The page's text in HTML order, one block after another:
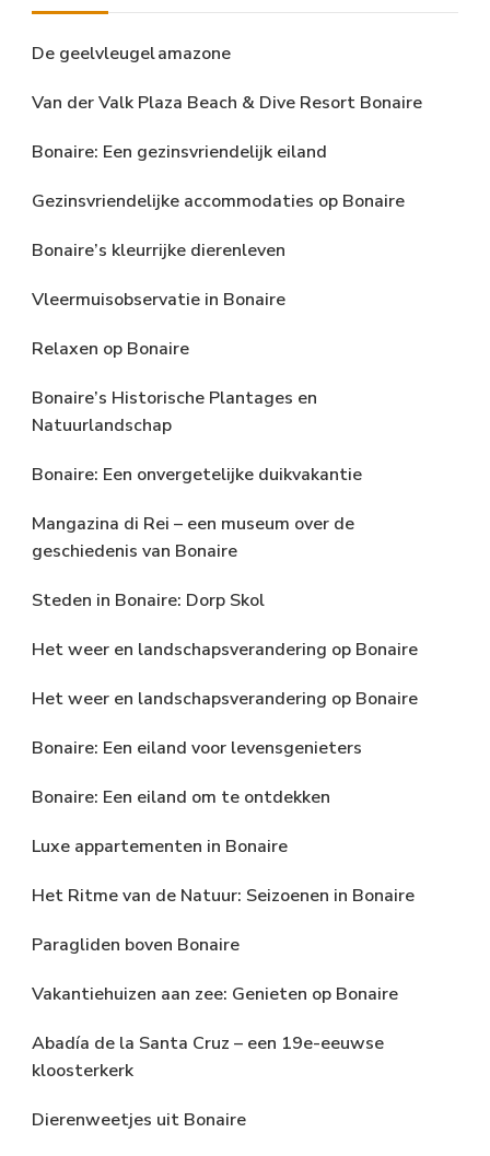
De geelvleugel amazone
Van der Valk Plaza Beach & Dive Resort Bonaire
Bonaire: Een gezinsvriendelijk eiland
Gezinsvriendelijke accommodaties op Bonaire
Bonaire’s kleurrijke dierenleven
Vleermuisobservatie in Bonaire
Relaxen op Bonaire
Bonaire’s Historische Plantages en
Natuurlandschap
Bonaire: Een onvergetelijke duikvakantie
Mangazina di Rei – een museum over de
geschiedenis van Bonaire
Steden in Bonaire: Dorp Skol
Het weer en landschapsverandering op Bonaire
Het weer en landschapsverandering op Bonaire
Bonaire: Een eiland voor levensgenieters
Bonaire: Een eiland om te ontdekken
Luxe appartementen in Bonaire
Het Ritme van de Natuur: Seizoenen in Bonaire
Paragliden boven Bonaire
Vakantiehuizen aan zee: Genieten op Bonaire
Abadía de la Santa Cruz – een 19e-eeuwse
kloosterkerk
Dierenweetjes uit Bonaire